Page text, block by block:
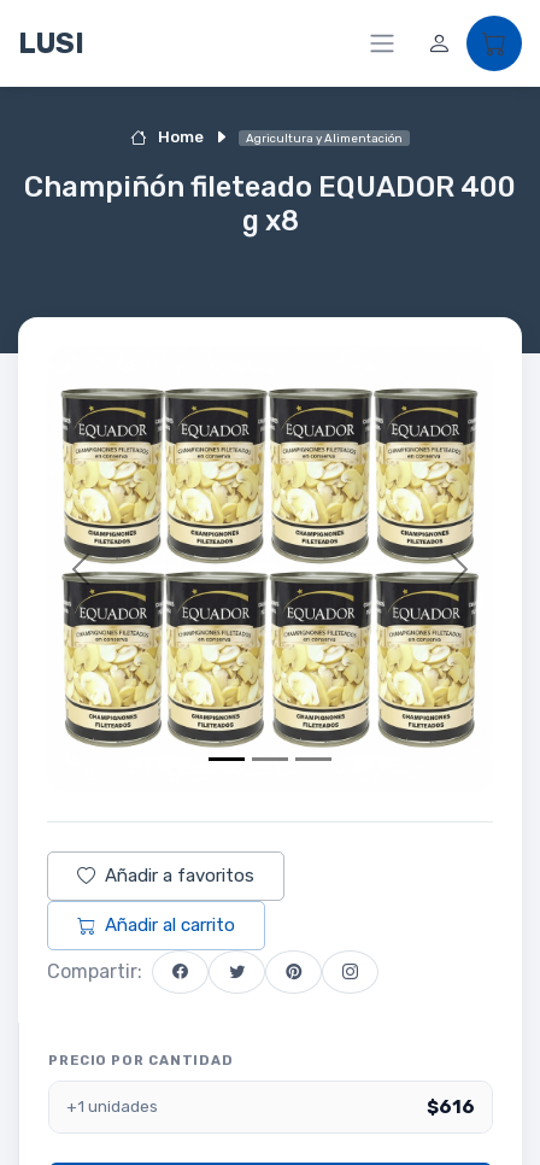
LUSI
Home Agricultura y Alimentación
Champiñón fileteado EQUADOR 400
g x8
Previous Next
Añadir a favoritos
Añadir al carrito
Compartir:
PRECIO POR CANTIDAD
+1 unidades $616